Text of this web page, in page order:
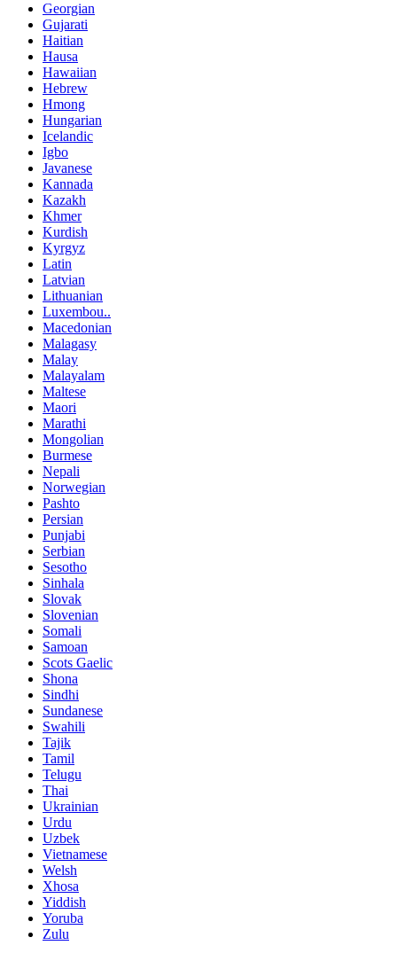
Georgian
Gujarati
Haitian
Hausa
Hawaiian
Hebrew
Hmong
Hungarian
Icelandic
Igbo
Javanese
Kannada
Kazakh
Khmer
Kurdish
Kyrgyz
Latin
Latvian
Lithuanian
Luxembou..
Macedonian
Malagasy
Malay
Malayalam
Maltese
Maori
Marathi
Mongolian
Burmese
Nepali
Norwegian
Pashto
Persian
Punjabi
Serbian
Sesotho
Sinhala
Slovak
Slovenian
Somali
Samoan
Scots Gaelic
Shona
Sindhi
Sundanese
Swahili
Tajik
Tamil
Telugu
Thai
Ukrainian
Urdu
Uzbek
Vietnamese
Welsh
Xhosa
Yiddish
Yoruba
Zulu